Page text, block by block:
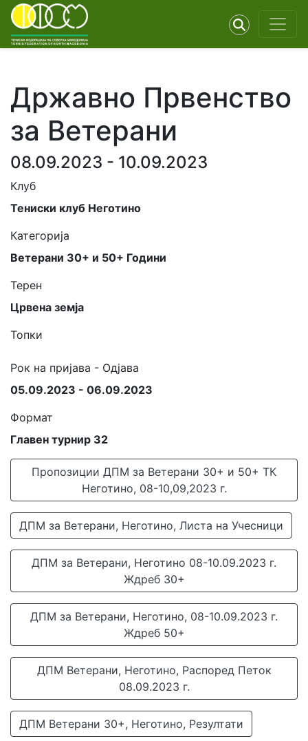
Државно Првенство
за Ветерани
08.09.2023 - 10.09.2023
Клуб
Тениски клуб Неготино
Категорија
Ветерани 30+ и 50+ Години
Терен
Црвена земја
Топки
Рок на пријава - Одјава
05.09.2023 - 06.09.2023
Формат
Главен турнир 32
Пропозиции ДПМ за Ветерани 30+ и 50+ ТК
Неготино, 08-10,09,2023 г.
ДПМ за Ветерани, Неготино, Листа на Учесници
ДПМ за Ветерани, Неготино 08-10.09.2023 г.
Ждреб 30+
ДПМ за Ветерани, Неготино, 08-10.09.2023 г.
Ждреб 50+
ДПМ Ветерани, Неготино, Распоред Петок
08.09.2023 г.
ДПМ Ветерани 30+, Неготино, Резултати